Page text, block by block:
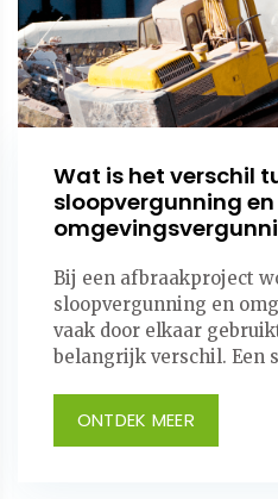
Wat is het verschil
sloopvergunning en
Bij een afbraakproject
sloopvergunning en
vaak door elkaar
belangrijk verschil. Een
ONTDEK MEER